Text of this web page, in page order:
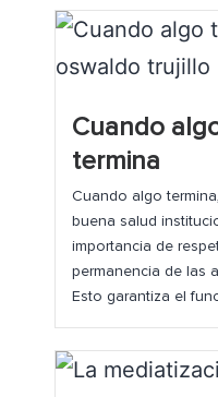
Cuando
termina
Cuando algo
buena salud
importancia de
permanencia de las
Esto garantiza el